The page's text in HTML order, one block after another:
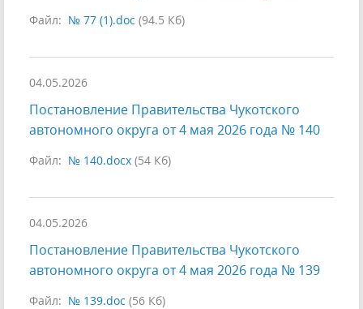
Файл: № 77 (1).doc (94.5 Кб)
04.05.2026
Постановление Правительства Чукотского
автономного округа от 4 мая 2026 года № 140
Файл: № 140.docx (54 Кб)
04.05.2026
Постановление Правительства Чукотского
автономного округа от 4 мая 2026 года № 139
Файл: № 139.doc (56 Кб)